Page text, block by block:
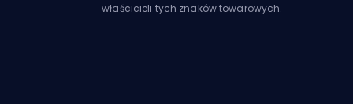
właścicieli tych znaków towarowych.